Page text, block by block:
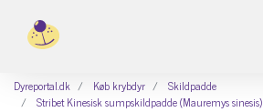
Dyreportal.dk Køb krybdyr
Skildpadde
Stribet Kinesisk sumpskildpadde (Mauremys sinesis)